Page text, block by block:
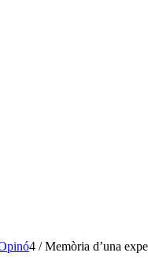
4 / Memòria d’una